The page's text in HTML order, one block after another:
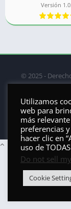
Versión
© 2025 -
privacidad/
Utilizamos
web para
más
preferencias
hacer clic en
uso de
Do not sell
Cookie